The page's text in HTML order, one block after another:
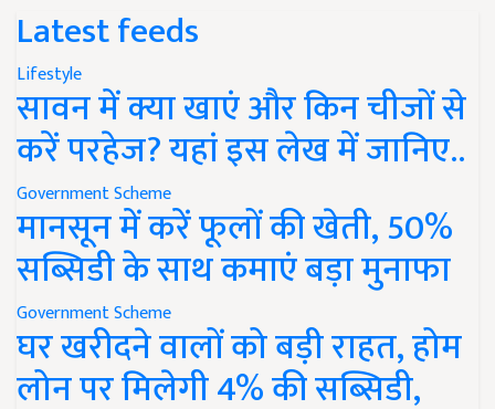
Latest feeds
Lifestyle
सावन में क्या खाएं और किन चीजों से
करें परहेज? यहां इस लेख में जानिए..
Government Scheme
मानसून में करें फूलों की खेती, 50%
सब्सिडी के साथ कमाएं बड़ा मुनाफा
Government Scheme
घर खरीदने वालों को बड़ी राहत, होम
लोन पर मिलेगी 4% की सब्सिडी,